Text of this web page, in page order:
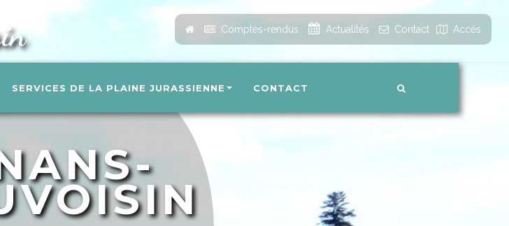
AccueilComptes-rendus Actualités Contact Accés
SERVICES DE LA PLAINE JURASSIENNE CONTACT